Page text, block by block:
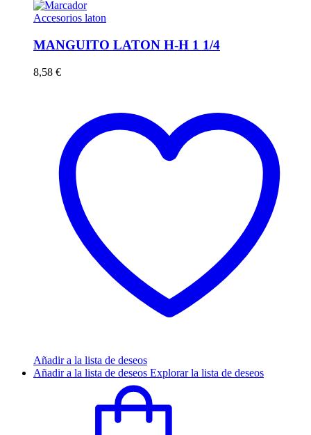
Accesorios laton
MANGUITO LATON H-H 1 1/4
8,58 €
Añadir a la lista de deseos
Añadir a la lista de deseos Explorar la lista de deseos